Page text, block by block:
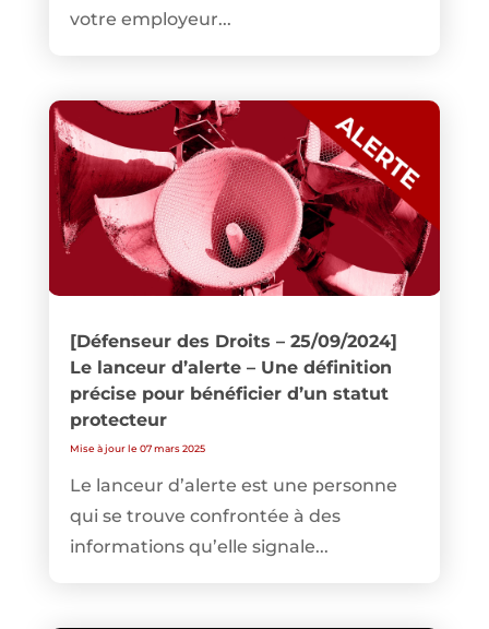
votre employeur...
[Défenseur des Droits – 25/09/2024]
Le lanceur d’alerte – Une définition
précise pour bénéficier d’un statut
protecteur
Mise à jour le 07 mars 2025
Le lanceur d’alerte est une personne
qui se trouve confrontée à des
informations qu’elle signale...